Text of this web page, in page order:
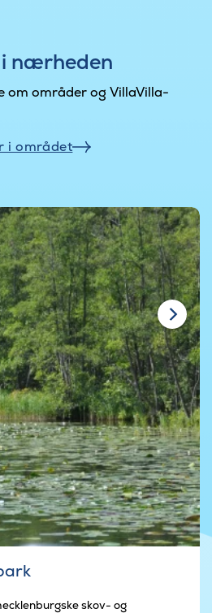
nærheden
om områder og VillaVilla-
i området
skov- og